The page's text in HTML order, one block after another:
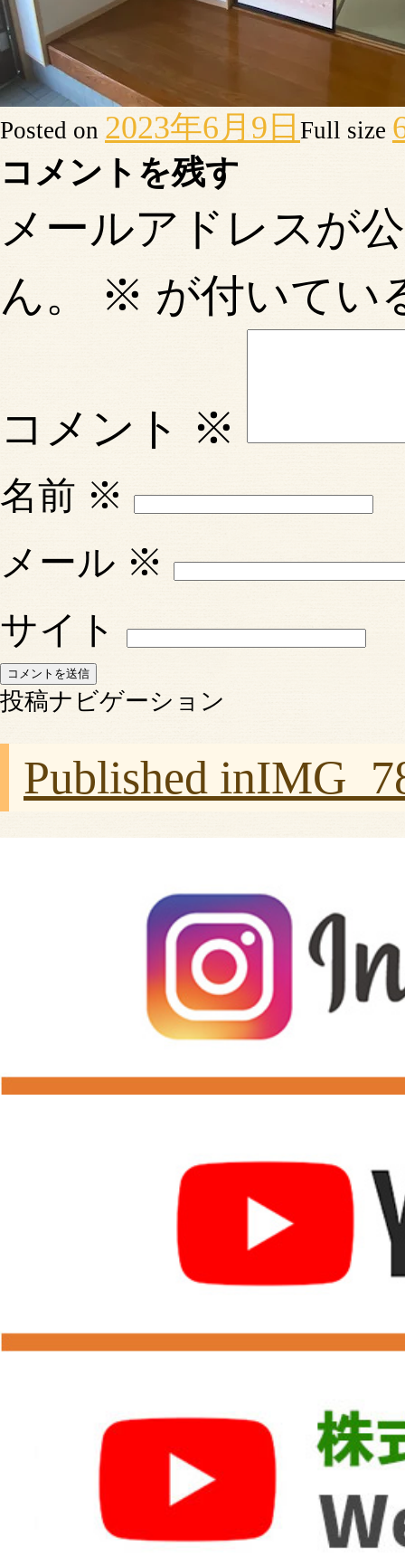
Posted on 2023年6月9日 Full size
コメントを残す
メールアドレスが
ん。
※ が付いてい
コメント ※
名前 ※
メール ※
サイト
投稿ナビゲーション
Published in